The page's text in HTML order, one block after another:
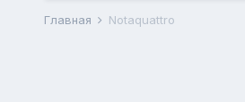
Главная Notaquattro